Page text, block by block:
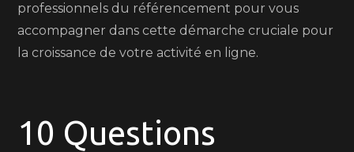
professionnels du référencement pour vous
accompagner dans cette démarche cruciale pour
la croissance de votre activité en ligne.
10 Questions